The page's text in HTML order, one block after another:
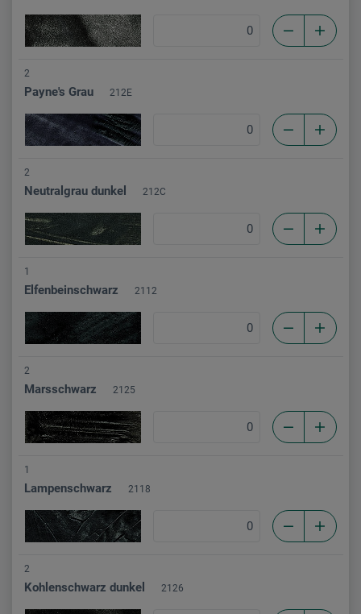
2
Payne's Grau 212E
2
Neutralgrau dunkel 212C
1
Elfenbeinschwarz 2112
2
Marsschwarz 2125
1
Lampenschwarz 2118
2
Kohlenschwarz dunkel 2126